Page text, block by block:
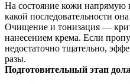
На состояние кожи напрямую
какой последовательности
Очищение и тонизация —
нанесением крема. Если
недостаточно тщательно,
разы.
Подготовительный этап